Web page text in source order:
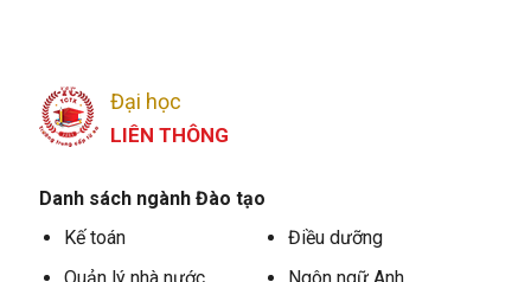
Đại học
LIÊN THÔNG
Danh sách ngành Đào tạo
Kế toán
Điều dưỡng